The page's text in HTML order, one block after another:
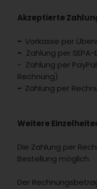
Akzeptierte
- Vorkasse per
- Zahlung per
- Zahlung per
Rechnung)
- Zahlung per
Weitere
Die Zahlung per
Bestellung möglich.
Der